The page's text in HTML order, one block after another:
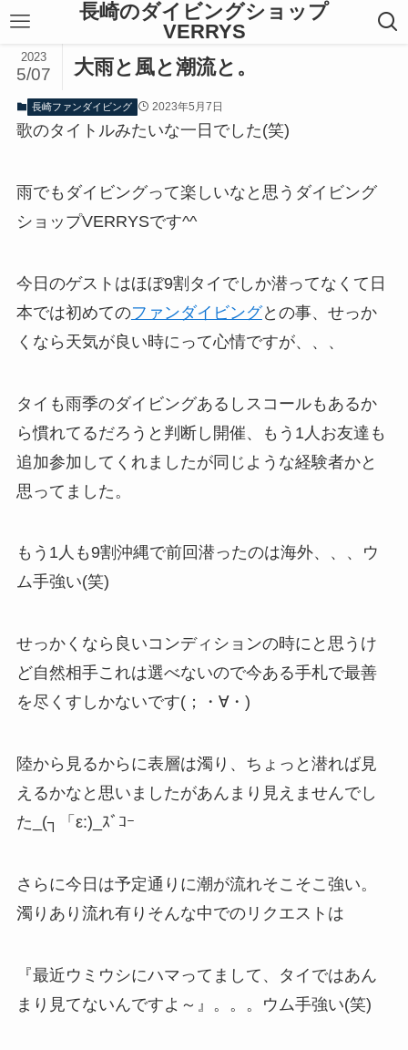
長崎のダイビングショップ
VERRYS
大雨と風と潮流と。
2023
5/07
長崎ファンダイビング 2023年5月7日
歌のタイトルみたいな一日でした(笑)
雨でもダイビングって楽しいなと思うダイビング
ショップVERRYSです^^
今日のゲストはほぼ9割タイでしか潜ってなくて日
本では初めてのファンダイビングとの事、せっか
くなら天気が良い時にって心情ですが、、、
タイも雨季のダイビングあるしスコールもあるか
ら慣れてるだろうと判断し開催、もう1人お友達も
追加参加してくれましたが同じような経験者かと
思ってました。
もう1人も9割沖縄で前回潜ったのは海外、、、ウ
ム手強い(笑)
せっかくなら良いコンディションの時にと思うけ
ど自然相手これは選べないので今ある手札で最善
を尽くすしかないです(；・∀・)
陸から見るからに表層は濁り、ちょっと潜れば見
えるかなと思いましたがあんまり見えませんでし
た_(┐「ε:)_ｽﾞｺｰ
さらに今日は予定通りに潮が流れそこそこ強い。
濁りあり流れ有りそんな中でのリクエストは
『最近ウミウシにハマってまして、タイではあん
まり見てないんですよ～』。。。ウム手強い(笑)